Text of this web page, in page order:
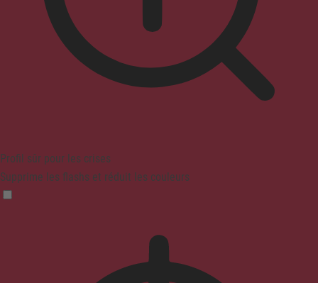
Profil sûr pour les crises
Supprime les flashs et réduit les couleurs